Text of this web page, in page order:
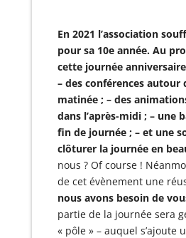
En 2021 l’association
pour sa 10e année. Au
cette journée
– des conférences autour
matinée ; – des
dans l’après-midi ; – une
fin de journée ; – et une
clôturer la journée en
nous ? Of course !
de cet évènement une
nous avons besoin de
partie de la journée sera
« pôle » – auquel s’ajoute